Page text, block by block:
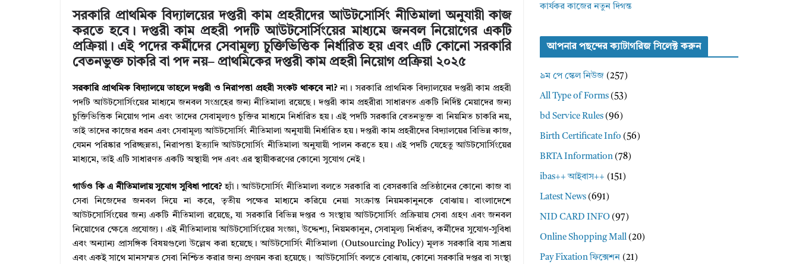
সরকারি প্রাথমিক বিদ্যালয়ের দপ্তরী কাম প্রহরীদের আউটসোর্সিং নীতিমালা অনুযায়ী কাজ
করতে হবে। দপ্তরী কাম প্রহরী পদটি আউটসোর্সিংয়ের মাধ্যমে জনবল নিয়োগের একটি
প্রক্রিয়া। এই পদের কর্মীদের সেবামূল্য চুক্তিভিত্তিক নির্ধারিত হয় এবং এটি কোনো সরকারি
বেতনভুক্ত চাকরি বা পদ নয়– প্রাথমিকের দপ্তরী কাম প্রহরী নিয়োগ প্রক্রিয়া ২০২৫
সরকারি প্রাথমিক বিদ্যালয়ে তাহলে দপ্তরী ও নিরাপত্তা প্রহরী সংকট থাকবে না?না। সরকারি প্রাথমিক বিদ্যালয়ের দপ্তরী কাম প্রহরী
পদটি আউটসোর্সিংয়ের মাধ্যমে জনবল সংগ্রহের জন্য নীতিমালা রয়েছে। দপ্তরী কাম প্রহরীরা সাধারণত একটি নির্দিষ্ট মেয়াদের জন্য
চুক্তিভিত্তিক নিয়োগ পান এবং তাদের সেবামূল্যও চুক্তির মাধ্যমে নির্ধারিত হয়। এই পদটি সরকারি বেতনভুক্ত বা নিয়মিত চাকরি নয়,
তাই তাদের কাজের ধরন এবং সেবামূল্য আউটসোর্সিং নীতিমালা অনুযায়ী নির্ধারিত হয়। দপ্তরী কাম প্রহরীদের বিদ্যালয়ের বিভিন্ন কাজ,
যেমন পরিষ্কার পরিচ্ছন্নতা, নিরাপত্তা ইত্যাদি আউটসোর্সিং নীতিমালা অনুযায়ী পালন করতে হয়। এই পদটি যেহেতু আউটসোর্সিংয়ের
মাধ্যমে, তাই এটি সাধারণত একটি অস্থায়ী পদ এবং এর স্থায়ীকরণের কোনো সুযোগ নেই।
গার্ডও কি এ নীতিমালায় সুযোগ সুবিধা পাবে?হ্যাঁ। আউটসোর্সিং নীতিমালা বলতে সরকারি বা বেসরকারি প্রতিষ্ঠানের কোনো কাজ বা
সেবা নিজেদের জনবল দিয়ে না করে, তৃতীয় পক্ষের মাধ্যমে করিয়ে নেয়া সংক্রান্ত নিয়মকানুনকে বোঝায়। বাংলাদেশে
আউটসোর্সিংয়ের জন্য একটি নীতিমালা রয়েছে, যা সরকারি বিভিন্ন দপ্তর ও সংস্থায় আউটসোর্সিং প্রক্রিয়ায় সেবা গ্রহণ এবং জনবল
নিয়োগের ক্ষেত্রে প্রযোজ্য। এই নীতিমালায় আউটসোর্সিংয়ের সংজ্ঞা, উদ্দেশ্য, নিয়মকানুন, সেবামূল্য নির্ধারণ, কর্মীদের সুযোগ-সুবিধা
এবং অন্যান্য প্রাসঙ্গিক বিষয়গুলো উল্লেখ করা হয়েছে। আউটসোর্সিং নীতিমালা (Outsourcing Policy) মূলত সরকারি ব্যয় সাশ্রয়
এবং একই সাথে মানসম্মত সেবা নিশ্চিত করার জন্য প্রণয়ন করা হয়েছে। আউটসোর্সিং বলতে বোঝায়, কোনো সরকারি দপ্তর বা সংস্থা
কার্যকর কাজের নতুন দিগন্ত
আপনার পছন্দের ক্যাটাগরিজ সিলেক্ট করুন
৯ম পে স্কেল নিউজ (257)
All Type of Forms (53)
bd Service Rules (96)
Birth Certificate Info (56)
BRTA Information (78)
ibas++ আইবাস++ (151)
Latest News (691)
NID CARD INFO (97)
Online Shopping Mall (20)
Pay Fixation ফিক্সেশন (21)